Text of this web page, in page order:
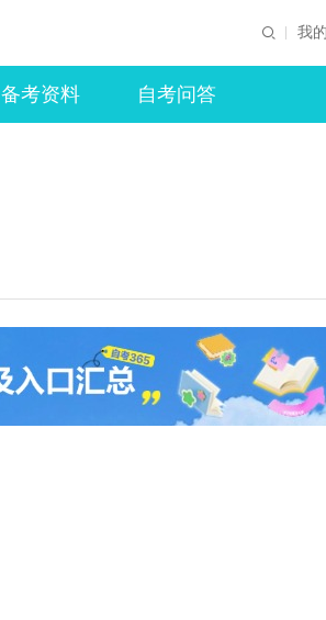
我
备考资料 自考问答